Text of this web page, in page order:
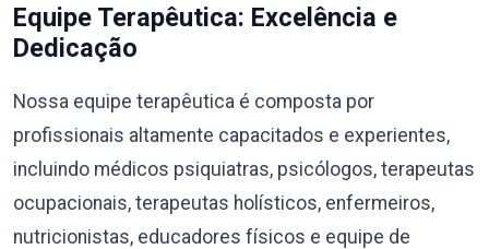
Equipe Terapêutica: Excelência e
Dedicação
Nossa equipe terapêutica é composta por
profissionais altamente capacitados e experientes,
incluindo médicos psiquiatras, psicólogos, terapeutas
ocupacionais, terapeutas holísticos, enfermeiros,
nutricionistas, educadores físicos e equipe de